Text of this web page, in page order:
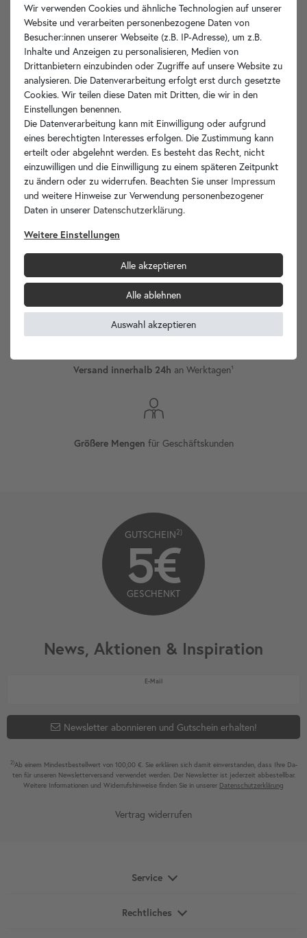
Artikelbeschreibung
Hersteller-Info
Ihre Vorteile
wohnfreuden.de -
InternationalerVersand
Versand innerhalb 24h an Werktagen¹
Größere Mengen für Geschäftskunden
News, Aktionen & Inspiration
E-MailNewsletter Honig
Newsletter abonnieren und Gutschein erhalten!
2)Ab einem Mindest­bestell­wert von 100,00 €. Sie erklären sich damit ein­ver­standen, dass Ihre Da­
ten für unseren News­letter­versand ver­wen­det werden. Der News­letter ist jeder­zeit ab­bestel­lbar.
Weitere Infor­mationen und Wider­rufshin­weise finden Sie in unserer Daten­schutz­erklärung
GUTSCHEIN2)
5€
GESCHENKT
Vertrag widerrufen
Service
Rechtliches
Wir verwenden Cookies und ähnliche Technologien auf unserer
Website und verarbeiten personenbezogene Daten von
Besucher:innen unserer Webseite (z.B. IP-Adresse), um z.B.
Inhalte und Anzeigen zu personalisieren, Medien von
Drittanbietern einzubinden oder Zugriffe auf unsere Website zu
analysieren. Die Datenverarbeitung erfolgt erst durch gesetzte
Cookies. Wir teilen diese Daten mit Dritten, die wir in den
Einstellungen benennen.
Die Datenverarbeitung kann mit Einwilligung oder aufgrund
eines berechtigten Interesses erfolgen. Die Zustimmung kann
erteilt oder abgelehnt werden. Es besteht das Recht, nicht
einzuwilligen und die Einwilligung zu einem späteren Zeitpunkt
zu ändern oder zu widerrufen. Beachten Sie unser Impressum
und weitere Hinweise zur Verwendung personenbezogener
Daten in unserer Daten­schutz­erklärung.
Weitere Einstellungen
Alle akzeptieren
Alle ablehnen
Auswahl akzeptieren